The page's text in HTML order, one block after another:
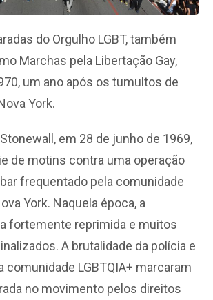
do Orgulho LGBT, também
Marchas pela Libertação Gay,
um ano após os tumultos de
York.
em 28 de junho de 1969,
de motins contra uma operação
frequentado pela comunidade
York. Naquela época, a
fortemente reprimida e muitos
A brutalidade da polícia e
comunidade LGBTQIA+ marcaram
no movimento pelos direitos